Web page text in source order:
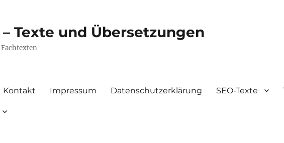
Texte und Übersetzungen
Kontakt Impressum Datenschutzerklärung SEO-Texte